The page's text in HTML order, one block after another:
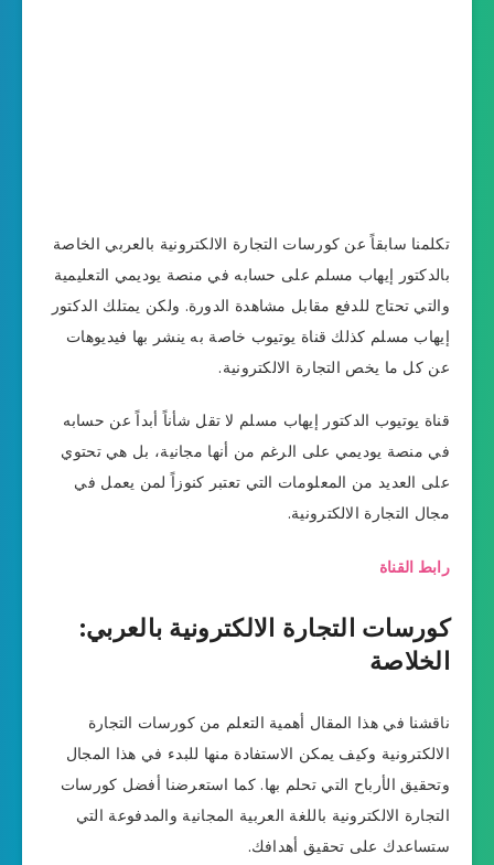
تكلمنا سابقاً عن كورسات التجارة الالكترونية بالعربي الخاصة
بالدكتور إيهاب مسلم على حسابه في منصة يوديمي التعليمية
والتي تحتاج للدفع مقابل مشاهدة الدورة. ولكن يمتلك الدكتور
إيهاب مسلم كذلك قناة يوتيوب خاصة به ينشر بها فيديوهات
عن كل ما يخص التجارة الالكترونية.
قناة يوتيوب الدكتور إيهاب مسلم لا تقل شأناً أبداً عن حسابه
في منصة يوديمي على الرغم من أنها مجانية، بل هي تحتوي
على العديد من المعلومات التي تعتبر كنوزاً لمن يعمل في
مجال التجارة الالكترونية.
رابط القناة
كورسات التجارة الالكترونية بالعربي:
الخلاصة
ناقشنا في هذا المقال أهمية التعلم من كورسات التجارة
الالكترونية وكيف يمكن الاستفادة منها للبدء في هذا المجال
وتحقيق الأرباح التي تحلم بها. كما استعرضنا أفضل كورسات
التجارة الالكترونية باللغة العربية المجانية والمدفوعة التي
ستساعدك على تحقيق أهدافك.